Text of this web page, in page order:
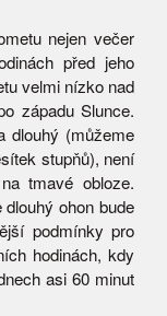
nejen večer
před jeho
velmi nízko nad
západu Slunce.
dlouhý (můžeme
stupňů), není
tmavé obloze.
ohon bude
podmínky pro
hodinách, kdy
asi 60 minut